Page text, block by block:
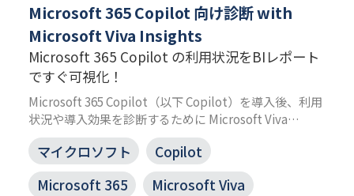
Microsoft 365 Copilot 向け診断 with
Microsoft Viva Insights
Microsoft 365 Copilot の利用状況をBIレポート
ですぐ可視化！
Microsoft 365 Copilot（以下 Copilot）を導入後、利用
状況や導入効果を診断するために Microsoft Viva
Insights（以下 Viva インサイト）の定量データから 20
種類以上の Power BI レポートを作成します。Copilot
導入効果の多角的な分析を可能にします。
マイクロソフト
Copilot
Microsoft 365
Microsoft Viva